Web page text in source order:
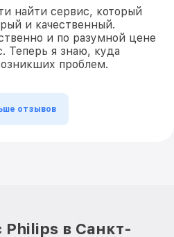
найти сервис, который
и качественный.
и по разумной цене
Теперь я знаю, куда
проблем.
отзывов
в Санкт-